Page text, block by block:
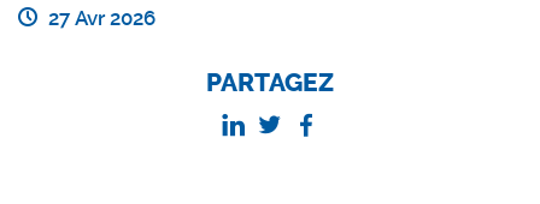
27 Avr 2026
PARTAGEZ